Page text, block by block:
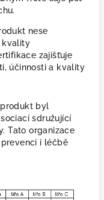
nese
kvality
zajišťuje
účinnosti a kvality
produkt byl
sdružující
Tato organizace
i léčbě